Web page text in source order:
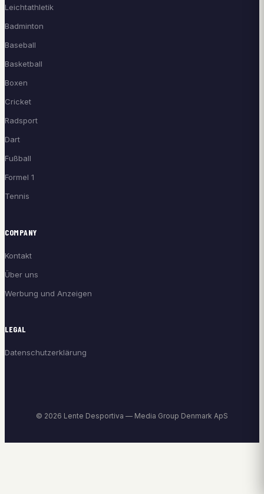
Leichtathletik
Badminton
Baseball
Basketball
Boxen
Cricket
Radsport
Dart
Fußball
Formel 1
Tennis
COMPANY
Kontakt
Über uns
Werbung und Anzeigen
LEGAL
Datenschutzerklärung
© 2026 Lente Desportiva — Media Group Denmark ApS